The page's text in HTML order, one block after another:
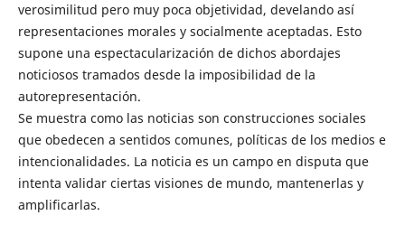
verosimilitud pero muy poca objetividad, develando así
representaciones morales y socialmente aceptadas. Esto
supone una espectacularización de dichos abordajes
noticiosos tramados desde la imposibilidad de la
autorepresentación.
Se muestra como las noticias son construcciones sociales
que obedecen a sentidos comunes, políticas de los medios e
intencionalidades. La noticia es un campo en disputa que
intenta validar ciertas visiones de mundo, mantenerlas y
amplificarlas.